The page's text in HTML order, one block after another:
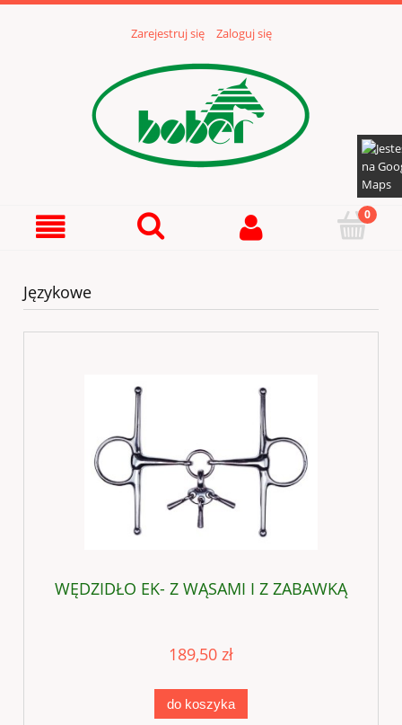
Zarejestruj się Zaloguj się
Językowe
WĘDZIDŁO EK- Z WĄSAMI I Z ZABAWKĄ
189,50 zł
do koszyka